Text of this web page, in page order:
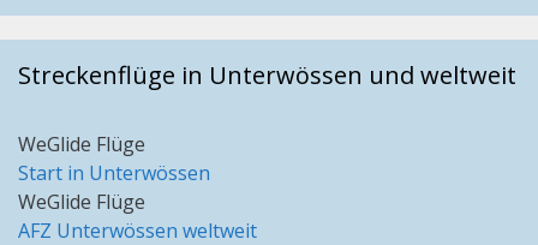
Streckenflüge in Unterwössen und weltweit
WeGlide Flüge
Start in Unterwössen
WeGlide Flüge
AFZ Unterwössen weltweit